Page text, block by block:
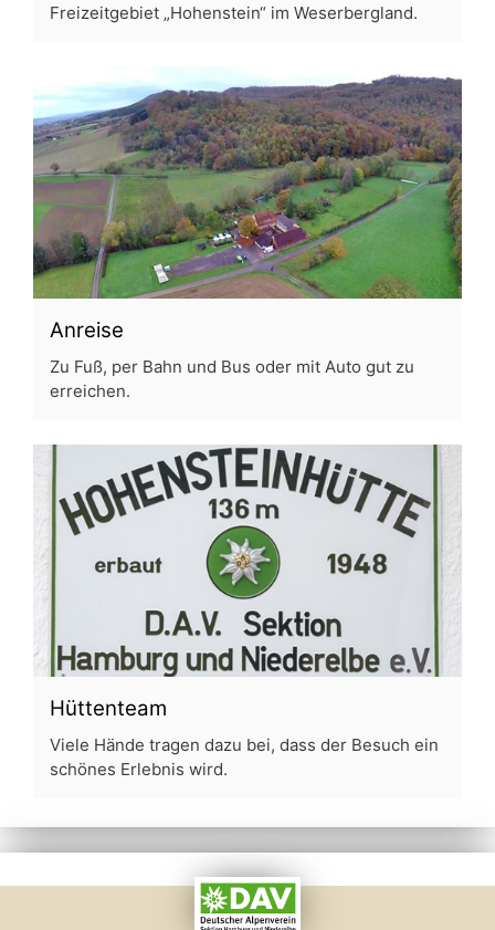
Freizeitgebiet „Hohenstein“ im Weserbergland.
Anreise
Zu Fuß, per Bahn und Bus oder mit Auto gut zu
erreichen.
Hüttenteam
Viele Hände tragen dazu bei, dass der Besuch ein
schönes Erlebnis wird.